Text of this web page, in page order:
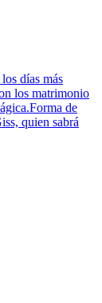
días más
los matrimonio
de
quien sabrá